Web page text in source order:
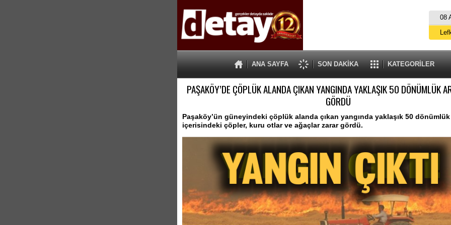
08
ANA SAYFA SON DAKİKA KATEGORİLER
PAŞAKÖY’DE ÇÖPLÜK ALANDA ÇIKAN YANGINDA YAKLAŞIK 50 DÖNÜMLÜK
GÖRDÜ
Paşaköy’ün güneyindeki çöplük alanda çıkan yangında yaklaşık 50 dönümlük
içerisindeki çöpler, kuru otlar ve ağaçlar zarar gördü.